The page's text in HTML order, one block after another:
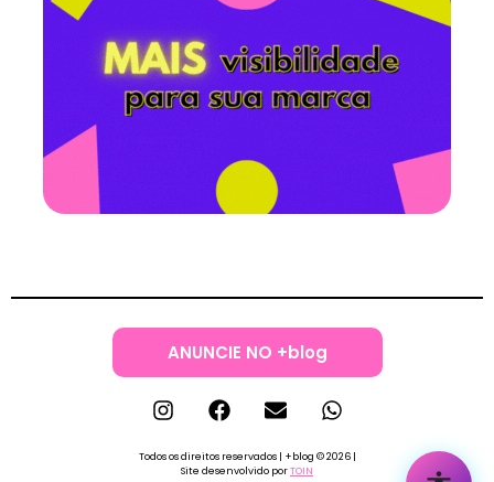
Todos os direitos reservados | +blog © 2026 |
Site desenvolvido porTOIN
ANUNCIE NO +blog